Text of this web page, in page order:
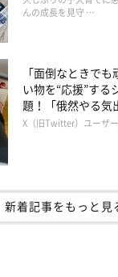
力をイラストで表現
のハッシュタグとと
「柴公園」のエンド
生態を描いた書籍「
んの成長を見守 …
「面倒なときで
い物を“応援”する
題！「俄然やる気
X（旧Twitter）ユーザ
新着記事をもっと見